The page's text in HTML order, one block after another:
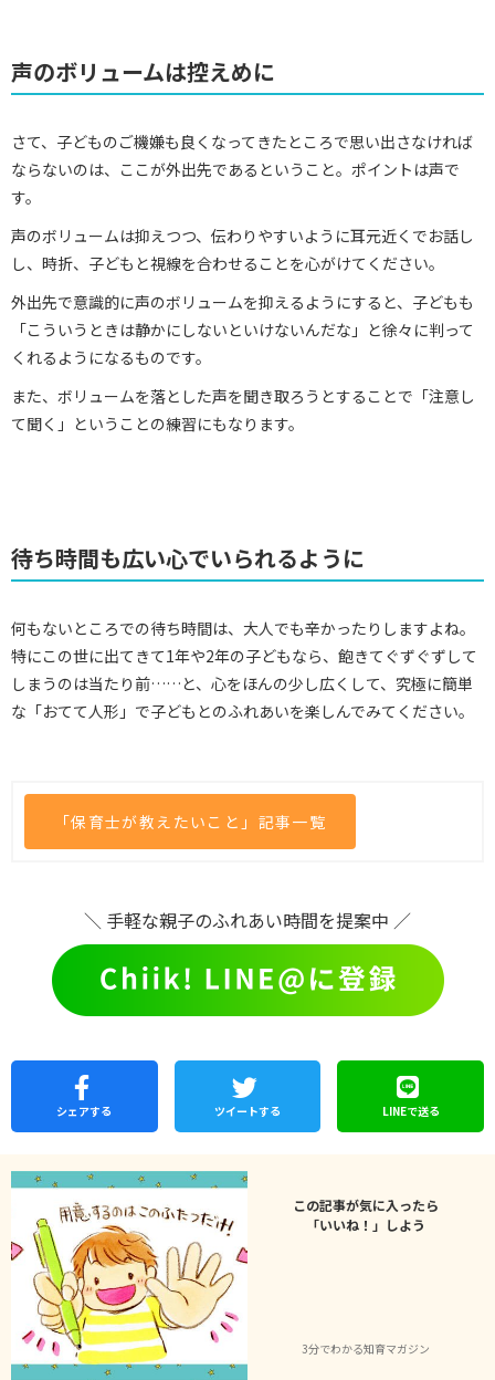
声のボリュームは控えめに
さて、子どものご機嫌も良くなってきたところで思い出さなければ
ならないのは、ここが外出先であるということ。ポイントは声で
す。
声のボリュームは抑えつつ、伝わりやすいように耳元近くでお話し
し、時折、子どもと視線を合わせることを心がけてください。
外出先で意識的に声のボリュームを抑えるようにすると、子どもも
「こういうときは静かにしないといけないんだな」と徐々に判って
くれるようになるものです。
また、ボリュームを落とした声を聞き取ろうとすることで「注意し
て聞く」ということの練習にもなります。
待ち時間も広い心でいられるように
何もないところでの待ち時間は、大人でも辛かったりしますよね。
特にこの世に出てきて1年や2年の子どもなら、飽きてぐずぐずして
しまうのは当たり前……と、心をほんの少し広くして、究極に簡単
な「おてて人形」で子どもとのふれあいを楽しんでみてください。
「保育士が教えたいこと」記事一覧
＼ 手軽な親子のふれあい時間を提案中 ／
シェアする ツイートする LINEで送る
この記事が気に入ったら
「いいね！」しよう
3分でわかる知育マガジン